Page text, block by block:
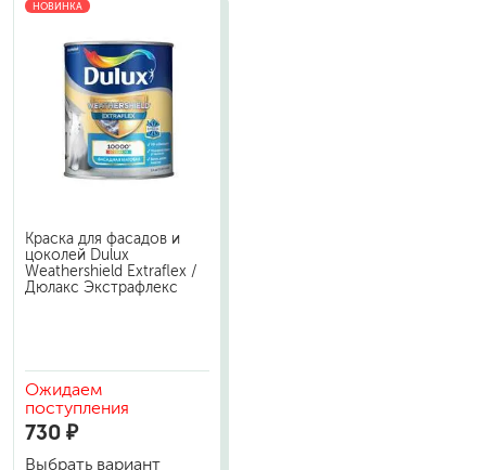
НОВИНКА
Краска для фасадов и
цоколей Dulux
Weathershield Extraflex /
Дюлакс Экстрафлекс
Ожидаем
поступления
730 ₽
Выбрать вариант